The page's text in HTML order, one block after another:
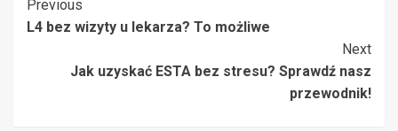
Post
Navigation
Previous
L4 bez wizyty u lekarza? To możliwe
Next
Jak uzyskać ESTA bez stresu? Sprawdź nasz
przewodnik!